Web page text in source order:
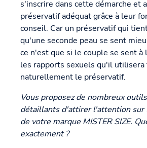
s'inscrire dans cette démarche et
préservatif adéquat grâce à leur
conseil. Car un préservatif qui
qu'une seconde peau se sent
ce n'est que si le couple se sent à
les rapports sexuels qu'il
naturellement le préservatif.
Vous proposez de nombreux
détaillants d'attirer l'attention sur
de votre marque MISTER SIZE.
exactement ?